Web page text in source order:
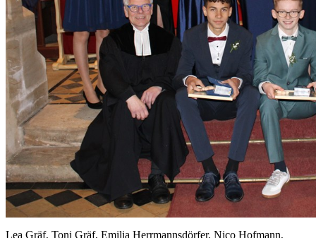
Lea Gräf, Toni Gräf, Emilia Herrmannsdörfer, Nico Hofmann,